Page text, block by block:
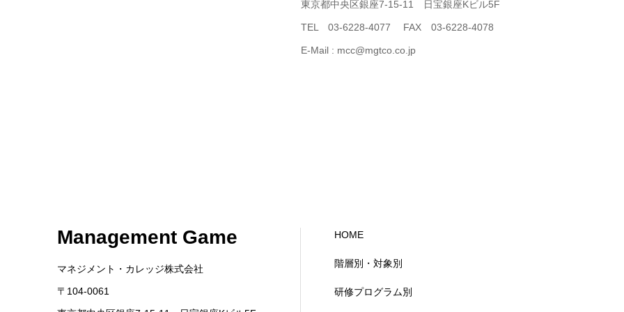
東京都中央区銀座7-15-11 日宝銀座Kビル5F
TEL 03-6228-4077 FAX 03-6228-4078
E-Mail : mcc@mgtco.co.jp
Management Game
マネジメント・カレッジ株式会社
〒104-0061
HOME
階層別・対象別
研修プログラム別